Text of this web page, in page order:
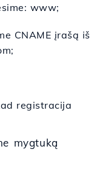
www;
CNAME įrašą iš
registracija
mygtuką